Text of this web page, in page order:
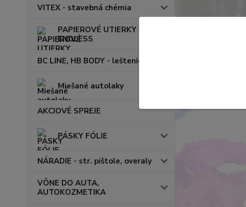
VITEX - stavebná chémia
PAPIEROVÉ UTIERKY
ENDLESS
BC LINE, HB BODY - leštenie
Miešané autolaky
AKCIOVÉ SPREJE
PÁSKY FÓLIE
NÁRADIE - str. pištole, overaly
VÔNE DO AUTA,
AUTOKOZMETIKA